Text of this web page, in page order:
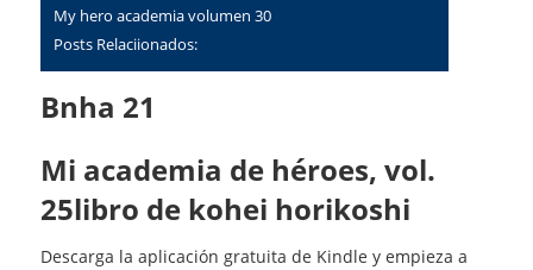
my hero academia volumen 30
Posts Relaciionados:
Bnha 21
mi academia de héroes, vol.
25libro de kohei horikoshi
Descarga la aplicación gratuita de Kindle y empieza a